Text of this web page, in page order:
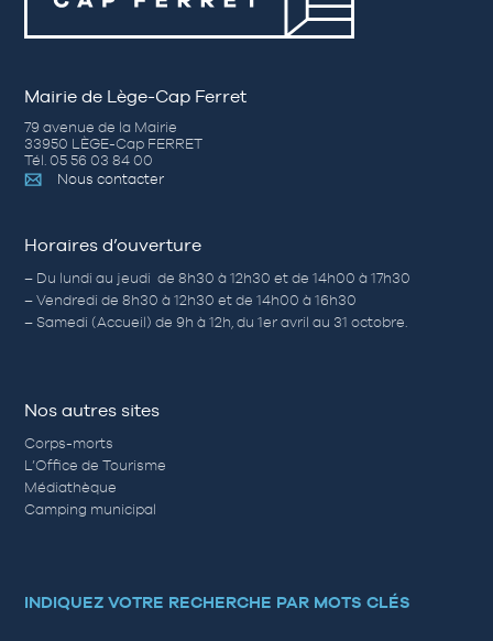
Mairie de Lège-Cap Ferret
79 avenue de la Mairie
33950 LÈGE-Cap FERRET
Tél. 05 56 03 84 00
Nous contacter
Horaires d’ouverture
– Du lundi au jeudi de 8h30 à 12h30 et de 14h00 à 17h30
– Vendredi de 8h30 à 12h30 et de 14h00 à 16h30
– Samedi (Accueil) de 9h à 12h, du 1er avril au 31 octobre.
Nos autres sites
Corps-morts
L’Office de Tourisme
Médiathèque
Camping municipal
INDIQUEZ VOTRE RECHERCHE PAR MOTS CLÉS